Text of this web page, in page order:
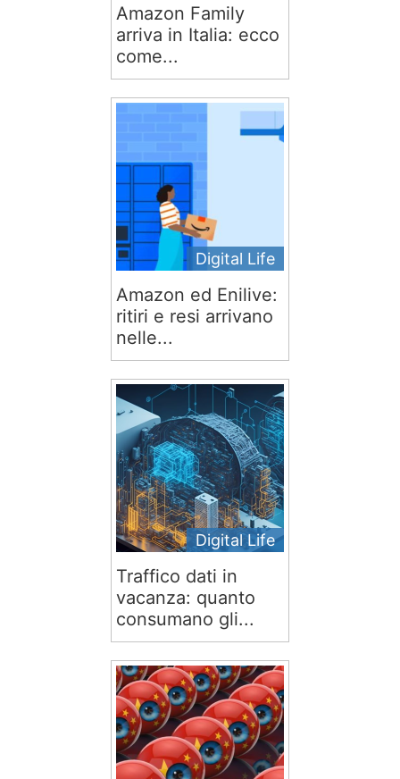
Amazon Family
arriva in Italia: ecco
come...
Digital Life
Amazon ed Enilive:
ritiri e resi arrivano
nelle...
Digital Life
Traffico dati in
vacanza: quanto
consumano gli...